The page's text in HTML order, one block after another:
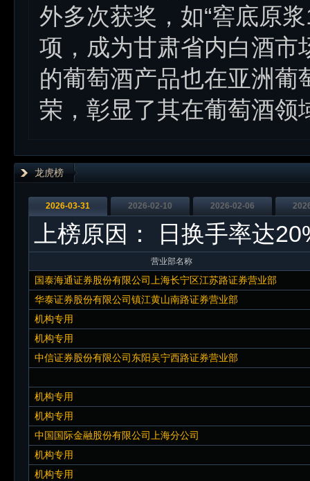
外多次获奖，如“窖底原
项，成为甘肃省内白酒市
的葡萄酒产品也在亚洲
荣，彰显了其在葡萄酒领
龙虎榜
2026-03-31 2026-02-10 2026-02-06
上榜原因： 日换手率达
营业部名称
国泰海通证券股份有限公司上海长宁区江苏路证券营业部
华泰证券股份有限公司镇江黄山南路证券营业部
机构专用
机构专用
中信证券股份有限公司东阳吴宁西路证券营业部
机构专用
机构专用
中国国际金融股份有限公司上海分公司
机构专用
机构专用